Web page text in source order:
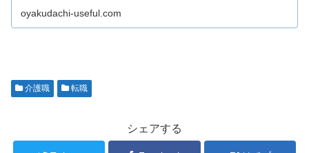
oyakudachi-useful.com
介護職 転職
シェアする